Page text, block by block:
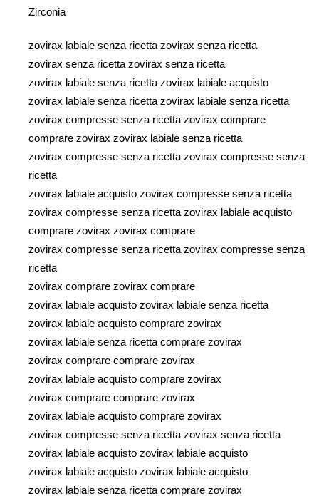
Zirconia
zovirax labiale senza ricetta zovirax senza ricetta
zovirax senza ricetta zovirax senza ricetta
zovirax labiale senza ricetta zovirax labiale acquisto
zovirax labiale senza ricetta zovirax labiale senza ricetta
zovirax compresse senza ricetta zovirax comprare
comprare zovirax zovirax labiale senza ricetta
zovirax compresse senza ricetta zovirax compresse senza
ricetta
zovirax labiale acquisto zovirax compresse senza ricetta
zovirax compresse senza ricetta zovirax labiale acquisto
comprare zovirax zovirax comprare
zovirax compresse senza ricetta zovirax compresse senza
ricetta
zovirax comprare zovirax comprare
zovirax labiale acquisto zovirax labiale senza ricetta
zovirax labiale acquisto comprare zovirax
zovirax labiale senza ricetta comprare zovirax
zovirax comprare comprare zovirax
zovirax labiale acquisto comprare zovirax
zovirax comprare comprare zovirax
zovirax labiale acquisto comprare zovirax
zovirax compresse senza ricetta zovirax senza ricetta
zovirax labiale acquisto zovirax labiale acquisto
zovirax labiale acquisto zovirax labiale acquisto
zovirax labiale senza ricetta comprare zovirax